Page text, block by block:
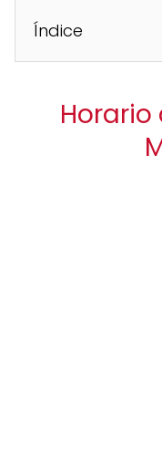
Índice
Horario